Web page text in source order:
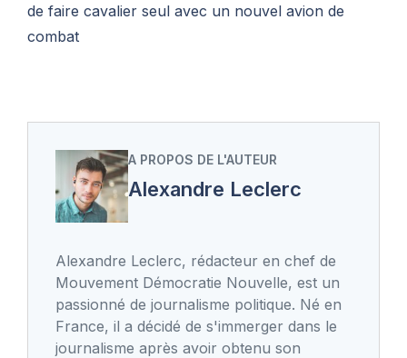
de faire cavalier seul avec un nouvel avion de
combat
A PROPOS DE L'AUTEUR
Alexandre Leclerc
Alexandre Leclerc, rédacteur en chef de
Mouvement Démocratie Nouvelle, est un
passionné de journalisme politique. Né en
France, il a décidé de s'immerger dans le
journalisme après avoir obtenu son